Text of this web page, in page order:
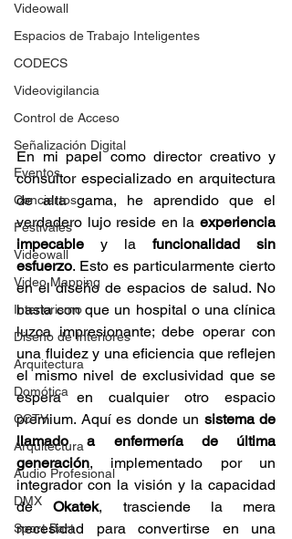
Videowall
Espacios de Trabajo Inteligentes
CODECS
Videovigilancia
Control de Acceso
Señalización Digital
Eventos
Conciertos
Festivales
Videowall
Video Mapping
Interiorismo
Diseño de Interiores
Arquitectura
Domótica
CCTV
Arquitectura
Audio Profesional
DMX
Sport Bart
En mi papel como director creativo y
consultor especializado en arquitectura
de alta gama, he aprendido que el
verdadero lujo reside en la experiencia
impecable y la funcionalidad sin
esfuerzo. Esto es particularmente cierto
en el diseño de espacios de salud. No
basta con que un hospital o una clínica
luzca impresionante; debe operar con
una fluidez y una eficiencia que reflejen
el mismo nivel de exclusividad que se
espera en cualquier otro espacio
premium. Aquí es donde un sistema de
llamado a enfermería de última
generación, implementado por un
integrador con la visión y la capacidad
de Okatek, trasciende la mera